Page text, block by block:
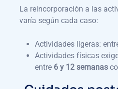
La reincorporación a las
varía según cada caso:
Actividades ligeras:
Actividades físicas
entre 6 y 12 semanas